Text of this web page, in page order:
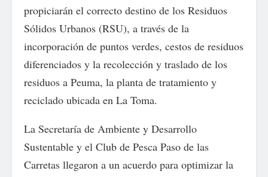
propiciarán el correcto destino de los Residuos
Sólidos Urbanos (RSU), a través de la
incorporación de puntos verdes, cestos de residuos
diferenciados y la recolección y traslado de los
residuos a Peuma, la planta de tratamiento y
reciclado ubicada en La Toma.
La Secretaría de Ambiente y Desarrollo
Sustentable y el Club de Pesca Paso de las
Carretas llegaron a un acuerdo para optimizar la